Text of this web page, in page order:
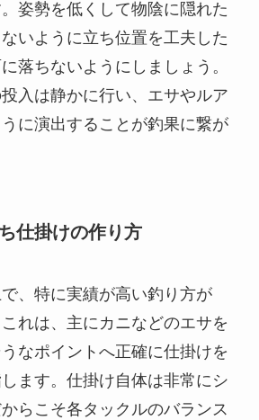
姿勢を低くして物陰に隠れた
いように立ち位置を工夫した
落ちないようにしましょう。
入は静かに行い、エサやルア
に演出することが釣果に繋が
仕掛けの作り方
、特に実績が高い釣り方が
れは、主にカニなどのエサを
なポイントへ正確に仕掛けを
ます。仕掛け自体は非常にシ
らこそ各タックルのバランス